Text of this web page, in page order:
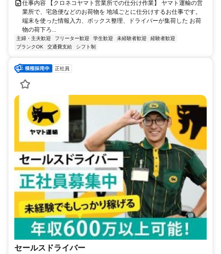
仕事内容 【クロネコヤマト営業所での仕分け作業】 ヤマト運輸の営
業所で、宅急便などのお荷物を 地域ごとに仕分けするお仕事です。
端末を使った情報入力、ボックス整理、ドライバーが集荷した お荷
物の荷下ろ...
主婦・主夫歓迎 フリーター歓迎 学生歓迎 未経験者歓迎
経験者歓迎
ブランクOK
交通費支給 シフト制
正社員
セールスドライバー